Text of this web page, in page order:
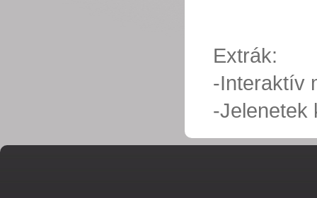
Extrák:
-Interaktív
-Jelenetek